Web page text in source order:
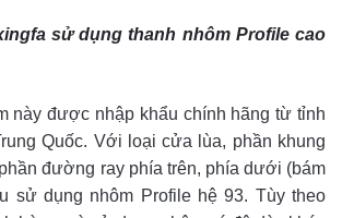
sử dụng thanh nhôm Profile cao
này được nhập khẩu chính hãng từ tỉnh
Quốc. Với loại cửa lùa, phần khung
đường ray phía trên, phía dưới (bám
sử dụng nhôm Profile hệ 93. Tùy theo